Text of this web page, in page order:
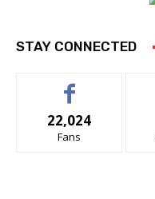
STAY CONNECTED
22,024
Fans